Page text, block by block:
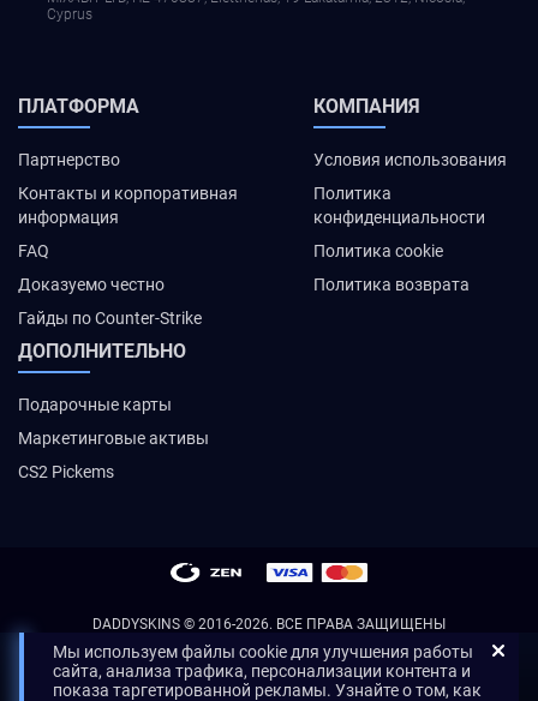
Cyprus
ПЛАТФОРМА
Партнерство
Контакты и корпоративная
информация
FAQ
Доказуемо честно
Гайды по Counter-Strike
КОМПАНИЯ
Условия использования
Политика
конфиденциальности
Политика cookie
Политика возврата
ДОПОЛНИТЕЛЬНО
Подарочные карты
Маркетинговые активы
CS2 Pickems
DADDYSKINS © 2016-2026. ВСЕ ПРАВА ЗАЩИЩЕНЫ
Мы используем файлы cookie для улучшения работы
сайта, анализа трафика, персонализации контента и
показа таргетированной рекламы. Узнайте о том, как